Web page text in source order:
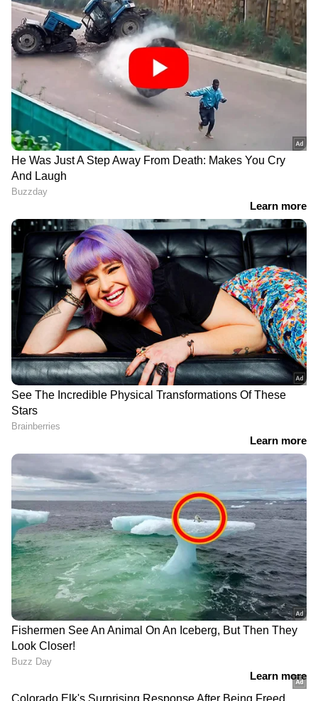
എക്‌സൈസ് അറിയിച്ചു. ആലപ്പുഴ റേഞ്ച്
ഇന്‍സ്‌പെക്ടര്‍ എസ് സതീഷിന്റെ
നേതൃത്വത്തില്‍ നടത്തിയ പരിശോധനയില്‍
എക്‌സൈസ് പ്രിവന്റ്റ്റീവ് ഓഫീസര്‍ ആന്റണി,
വനിതാ സിവില്‍ എക്‌സൈസ് ഓഫീസര്‍ വിജി
എം വി, സിവില്‍ എക്‌സൈസ് ഓഫീസര്‍മാരായ
മുസ്തഫ. എച്ച്, ബിയാസ്, മായാജി, പ്രതീഷ് പി
നായര്‍, ഷഫീക്ക്. കെ എസ്, എക്‌സൈസ്
ഡ്രൈവര്‍ ഷാജു സി ജി എന്നിവര്‍ പങ്കെടുത്തു.
അതേസമയം, ചെങ്ങന്നൂരില്‍ ആക്ടീവ
സ്‌കൂട്ടറില്‍ വില്പനയ്ക്ക് കൊണ്ടുവന്ന അഞ്ചര
ലിറ്റര്‍ വാറ്റ് ചാരായം പിടിച്ചെടുത്തതായി
എക്‌സൈസ് അറിയിച്ചു. ചാരായം
കടത്തിക്കൊണ്ടു വന്ന ചെറിയനാട് സ്വദേശി
രാജേഷ്‌നെ അറസ്റ്റ് ചെയ്ത് കോടതിയില്‍
ഹാജരാക്കി. അസിസ്റ്റന്റ് എക്‌സൈസ്
ഇന്‍സ്‌പെക്ടര്‍ വി അരുണ്‍കുമാറിന്റെ
നേതൃത്വത്തില്‍ നടത്തിയ പട്രോളിങ്ങില്‍ സിവില്‍
എക്‌സൈസ് ഓഫീസര്‍മാരായ കെ ബിനു,
രാജീവ്, പ്രവീണ്‍, ദീപു, ജോബി ചാക്കോ